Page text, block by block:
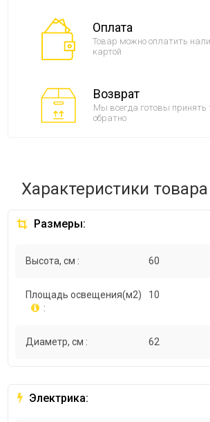
Оплата
Товар можно оплатить
картой
Возврат
Мы всегда готовы принять
обратно
Характеристики товара
Размеры:
Высота, см : 60
Площадь освещения(м2)
:
10
Диаметр, см : 62
Электрика: